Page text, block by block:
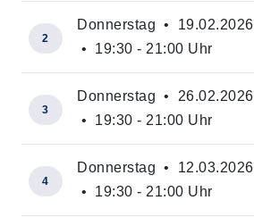
2
Donnerstag • 19.02.2026
• 19:30 - 21:00 Uhr
3
Donnerstag • 26.02.2026
• 19:30 - 21:00 Uhr
4
Donnerstag • 12.03.2026
• 19:30 - 21:00 Uhr